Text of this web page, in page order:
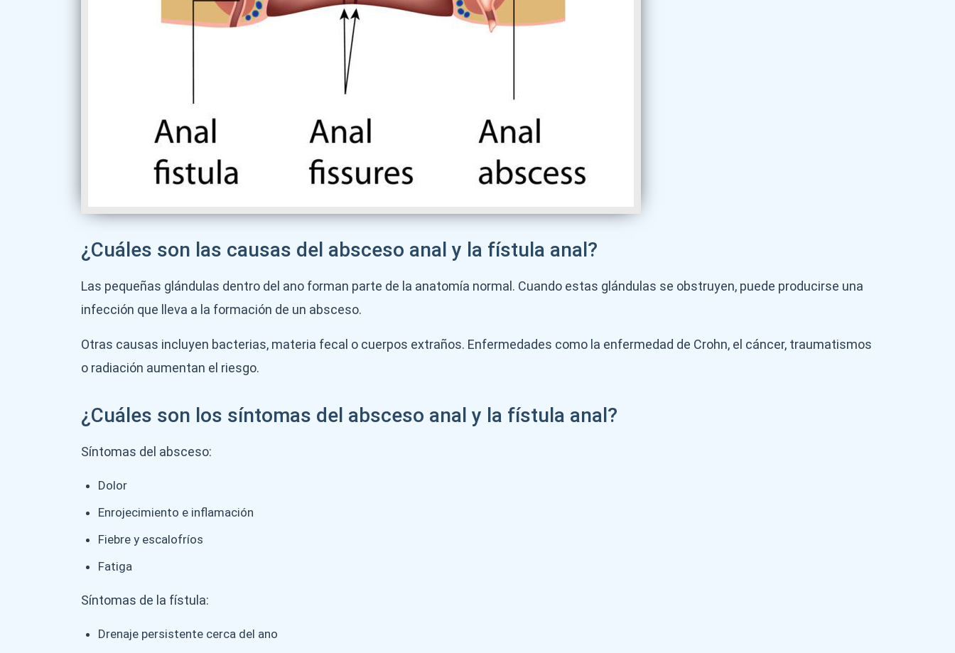
¿Cuáles son las causas del absceso anal y la fístula anal?
Las pequeñas glándulas dentro del ano forman parte de la anatomía normal. Cuando estas glándulas se obstruyen, puede producirse una
infección que lleva a la formación de un absceso.
Otras causas incluyen bacterias, materia fecal o cuerpos extraños. Enfermedades como la enfermedad de Crohn, el cáncer, traumatismos
o radiación aumentan el riesgo.
¿Cuáles son los síntomas del absceso anal y la fístula anal?
Síntomas del absceso:
Dolor
Enrojecimiento e inflamación
Fiebre y escalofríos
Fatiga
Síntomas de la fístula:
Drenaje persistente cerca del ano